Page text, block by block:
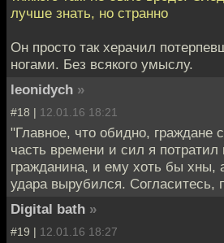
лучше знать, но странно
Он просто так херачил
ногами. Без всякого умыслу.
leonidych »
#18 | 12.01.16 18:21
"Главное, что обидно, граждане
часть времени и сил я потратил
гражданина, и ему хоть бы хны,
удара вырубился. Согласитесь,
Digital bath »
#19 | 12.01.16 18:27